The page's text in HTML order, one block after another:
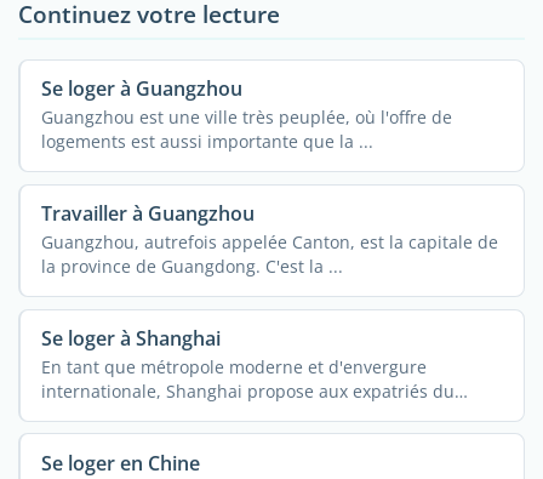
Continuez votre lecture
Se loger à Guangzhou
Guangzhou est une ville très peuplée, où l'offre de
logements est aussi importante que la ...
Travailler à Guangzhou
Guangzhou, autrefois appelée Canton, est la capitale de
la province de Guangdong. C'est la ...
Se loger à Shanghai
En tant que métropole moderne et d'envergure
internationale, Shanghai propose aux expatriés du
monde ...
Se loger en Chine